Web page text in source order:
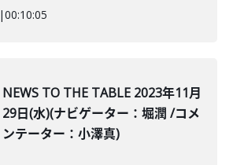
|00:10:05
NEWS TO THE TABLE 2023年11月
29日(水)(ナビゲーター：堀潤 /コメ
ンテーター：小澤真)